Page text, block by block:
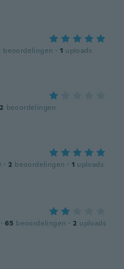
beoordelingen · 1 uploads
beoordelingen
· 2 beoordelingen · 1 uploads
· 65 beoordelingen · 2 uploads